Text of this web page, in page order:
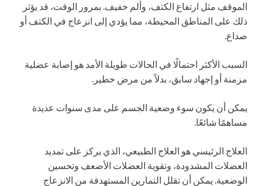
الموقف مثل ارتفاع الكتف، وألم خفيف. بمرور الوقت، قد يؤثر
ذلك على المناطق المحيطة، مما يؤدي إلى انزعاج في الكتف أو
صداع.
السبب الأكثر احتمالًا في الحالات طويلة الأمد هو إصابة عضلية
مزمنة أو إجهاد سابق، بدلاً من مرض خطير.
يمكن أن يكون سوء وضعية الجسم على مدى سنوات عديدة
مساهمًا شائعًا.
العلاج الرئيسي هو العلاج الطبيعي، الذي يركز على تمديد
العضلات المشدودة، وتقوية العضلات الأضعف وتحسين
الوضعية. يمكن أن تقلل التمارين المستهدفة من الانزعاج